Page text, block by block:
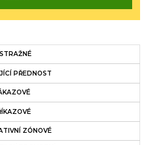
PŘEDNOST
ZÓNOVÉ